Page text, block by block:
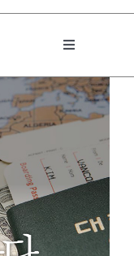
Toggle